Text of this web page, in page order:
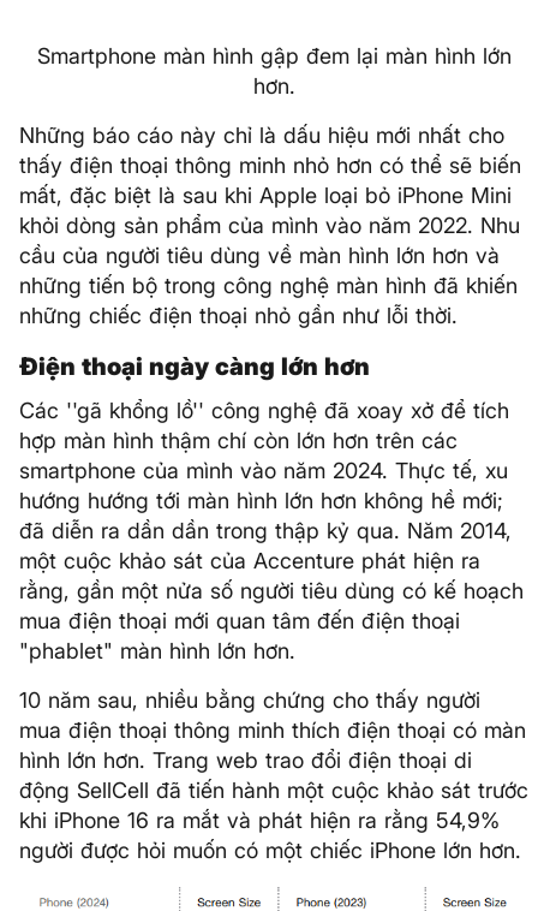
Smartphone màn hình gập đem lại màn hình lớn
hơn.
Những báo cáo này chỉ là dấu hiệu mới nhất cho
thấy điện thoại thông minh nhỏ hơn có thể sẽ biến
mất, đặc biệt là sau khi Apple loại bỏ iPhone Mini
khỏi dòng sản phẩm của mình vào năm 2022. Nhu
cầu của người tiêu dùng về màn hình lớn hơn và
những tiến bộ trong công nghệ màn hình đã khiến
những chiếc điện thoại nhỏ gần như lỗi thời.
Điện thoại ngày càng lớn hơn
Các ''gã khổng lồ'' công nghệ đã xoay xở để tích
hợp màn hình thậm chí còn lớn hơn trên các
smartphone của mình vào năm 2024. Thực tế, xu
hướng hướng tới màn hình lớn hơn không hề mới;
đã diễn ra dần dần trong thập kỷ qua. Năm 2014,
một cuộc khảo sát của Accenture phát hiện ra
rằng, gần một nửa số người tiêu dùng có kế hoạch
mua điện thoại mới quan tâm đến điện thoại
"phablet" màn hình lớn hơn.
10 năm sau, nhiều bằng chứng cho thấy người
mua điện thoại thông minh thích điện thoại có màn
hình lớn hơn. Trang web trao đổi điện thoại di
động SellCell đã tiến hành một cuộc khảo sát trước
khi iPhone 16 ra mắt và phát hiện ra rằng 54,9%
người được hỏi muốn có một chiếc iPhone lớn hơn.